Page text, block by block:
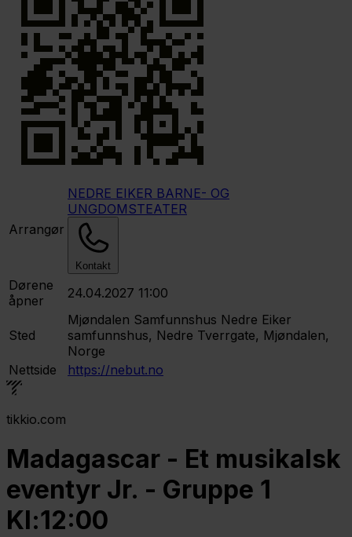
Arrangør
NEDRE EIKER BARNE- OG
UNGDOMSTEATER
Kontakt
Dørene
åpner
24.04.2027 11:00
Sted
Mjøndalen Samfunnshus Nedre Eiker
samfunnshus, Nedre Tverrgate, Mjøndalen,
Norge
Nettside
https://nebut.no
tikkio.com
Madagascar - Et musikalsk
eventyr Jr. - Gruppe 1
Kl:12:00